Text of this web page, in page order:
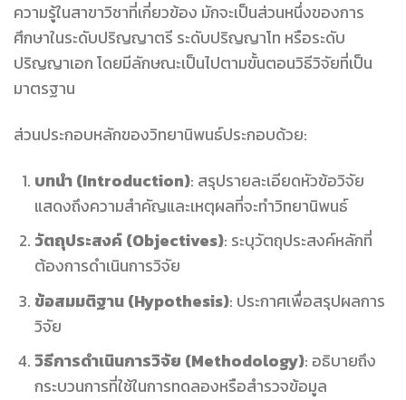
ความรู้ในสาขาวิชาที่เกี่ยวข้อง มักจะเป็นส่วนหนึ่งของการ
ศึกษาในระดับปริญญาตรี ระดับปริญญาโท หรือระดับ
ปริญญาเอก โดยมีลักษณะเป็นไปตามขั้นตอนวิธีวิจัยที่เป็น
มาตรฐาน
ส่วนประกอบหลักของวิทยานิพนธ์ประกอบด้วย:
บทนำ (Introduction): สรุปรายละเอียดหัวข้อวิจัย
แสดงถึงความสำคัญและเหตุผลที่จะทำวิทยานิพนธ์
วัตถุประสงค์ (Objectives): ระบุวัตถุประสงค์หลักที่
ต้องการดำเนินการวิจัย
ข้อสมมติฐาน (Hypothesis): ประกาศเพื่อสรุปผลการ
วิจัย
วิธีการดำเนินการวิจัย (Methodology): อธิบายถึง
กระบวนการที่ใช้ในการทดลองหรือสำรวจข้อมูล